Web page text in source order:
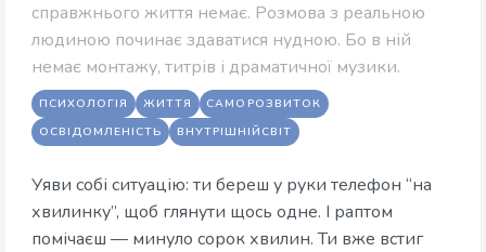
справжнього життя немає. Розмова з реальною
людиною починає здаватися нудною. Бо в ній
немає монтажу, титрів і драматичної музики.
ПСИХОЛОГІЯ ЖИТТЯ
САМОРОЗВИТОК
ОСВІДОМЛЕНІСТЬ
ВНУТРІШНІЙСВІТ
Уяви собі ситуацію: ти береш у руки телефон “на
хвилинку”, щоб глянути щось одне. І раптом
помічаєш — минуло сорок хвилин. Ти вже встиг